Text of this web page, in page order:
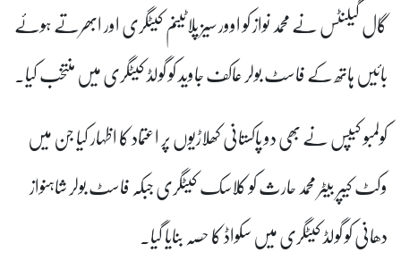
گال گیلنٹس نے محمد نواز کو اوور سیز پلاٹینم کیٹگری اور ابھرتے ہوئے
بائیں ہاتھ کے فاسٹ بولر عاکف جاوید کو گولڈ کیٹگری میں منتخب کیا۔
کولمبو کیپس نے بھی دو پاکستانی کھلاڑیوں پر اعتماد کا اظہار کیا جن میں
وکٹ کیپر بیٹر محمد حارث کو کلاسک کیٹگری جبکہ فاسٹ بولر شاہنواز
دھانی کو گولڈ کیٹگری میں سکواڈ کا حصہ بنایا گیا۔